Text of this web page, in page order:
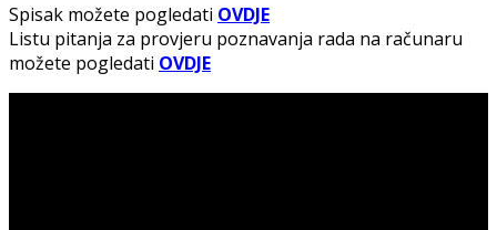
Spisak možete pogledati OVDJE
Listu pitanja za provjeru poznavanja rada na računaru
možete pogledati OVDJE